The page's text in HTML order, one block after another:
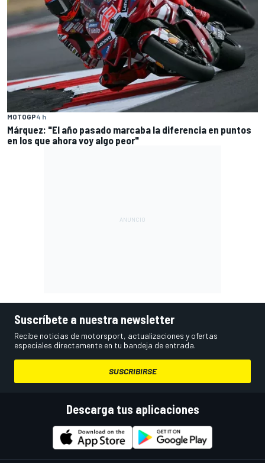
MOTOGP4 h
Márquez: "El año pasado marcaba la diferencia en puntos
en los que ahora voy algo peor"
Suscríbete a nuestra newsletter
Recibe noticias de motorsport, actualizaciones y ofertas
especiales directamente en tu bandeja de entrada.
SUSCRIBIRSE
Descarga tus aplicaciones